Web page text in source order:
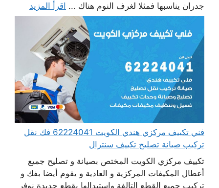
جدران يناسبها فمثلا لغرف النوم هناك ... اقرأ المزيد
فني تكييف مركزي هندي الكويت 62224041 فك نقل
تركيب صيانة تصليح تكييف سنترال
تكييف مركزي الكويت المختص بصيانة و تصليح جميع
أعطال المكيفات المركزية و العادية و يقوم أيضا بفك و
تركيب جميع القطع التالفة واستبدالها بقطع جديدة نوفر